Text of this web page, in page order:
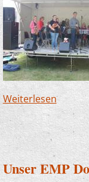
Weiterlesenüber
Unser EMP